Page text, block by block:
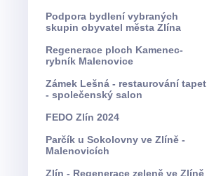
Podpora bydlení vybraných
skupin obyvatel města Zlína
Regenerace ploch Kamenec-
rybník Malenovice
Zámek Lešná - restaurování tapet
- společenský salon
FEDO Zlín 2024
Parčík u Sokolovny ve Zlíně -
Malenovicích
Zlín - Regenerace zeleně ve Zlíně